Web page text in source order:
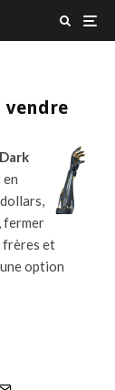
vendre
Dark
fermer
frères et
option